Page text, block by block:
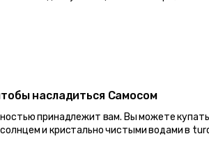
насладиться Самосом
принадлежит вам. Вы можете
и кристально чистыми водами в